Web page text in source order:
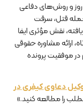
روز و روش‌های دفاعی
قتل، سرقت
نقش مؤثری ایفا
ارائه مشاوره حقوقی
موفقیت پرونده
دعاوی کیفری در
را مطالعه کنید.»